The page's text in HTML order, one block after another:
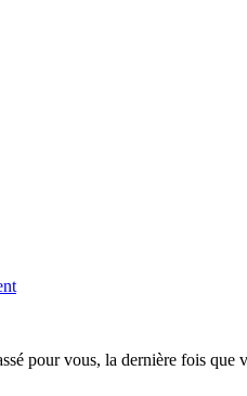
pour vous, la dernière fois